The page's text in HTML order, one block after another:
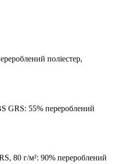
поліестер,
GRS: 55% перероблений
80 г/м²: 90% перероблений